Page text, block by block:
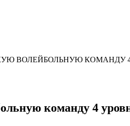
ВОЛЕЙБОЛЬНУЮ КОМАНДУ 4
команду 4